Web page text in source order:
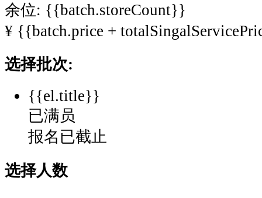
余位: {{batch.storeCount}}
¥ {{batch.price +
选择批次:
{{el.title}}
已满员
报名已截止
选择人数